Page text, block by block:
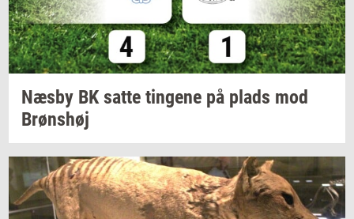
Næsby BK satte tin­ge­ne på plads mod
Brøns­høj